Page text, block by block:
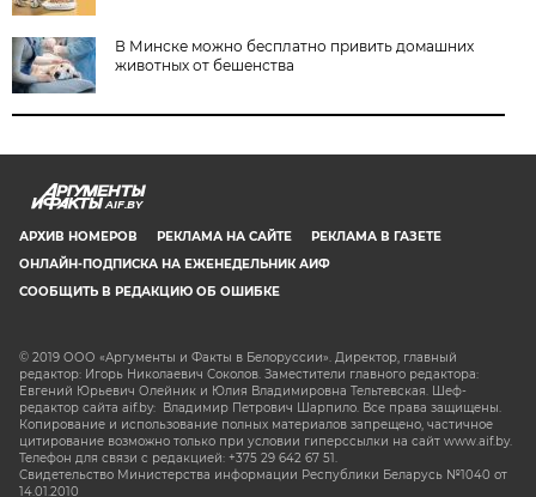
В Минске можно бесплатно привить домашних
животных от бешенства
AIF.BY
АРХИВ НОМЕРОВ РЕКЛАМА НА САЙТЕ
РЕКЛАМА В ГАЗЕТЕ
ОНЛАЙН-ПОДПИСКА НА ЕЖЕНЕДЕЛЬНИК АИФ
СООБЩИТЬ В РЕДАКЦИЮ ОБ ОШИБКЕ
© 2019 ООО «Аргументы и Факты в Белоруссии». Директор, главный
редактор: Игорь Николаевич Соколов. Заместители главного редактора:
Евгений Юрьевич Олейник и Юлия Владимировна Тельтевская. Шеф-
редактор сайта aif.by: Владимир Петрович Шарпило. Все права защищены.
Копирование и использование полных материалов запрещено, частичное
цитирование возможно только при условии гиперссылки на сайт www.aif.by.
Телефон для связи с редакцией: +375 29 642 67 51.
Свидетельство Министерства информации Республики Беларусь №1040 от
14.01.2010